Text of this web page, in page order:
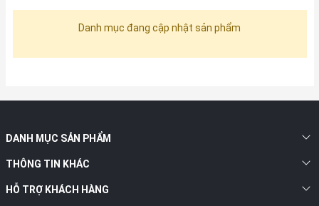
Danh mục đang cập nhật sản phẩm
DANH MỤC SẢN PHẨM
THÔNG TIN KHÁC
HỖ TRỢ KHÁCH HÀNG